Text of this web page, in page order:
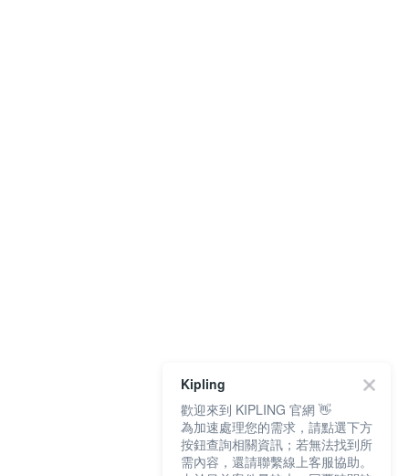
Kipling
歡迎來到 KIPLING 官網 👋
為加速處理您的需求，請點選下方
按鈕查詢相關資訊；若無法找到所
需內容，還請聯繫線上客服協助。